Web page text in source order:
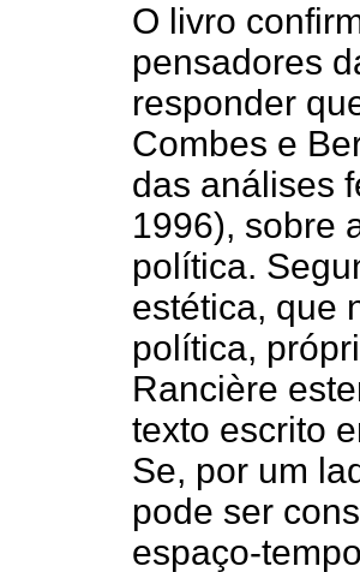
O livro
pensadores
responder
Combes e
das análises
1996), sobre
política.
estética, que
política,
Rancière
texto escrito
Se, por um
pode ser
espaço-